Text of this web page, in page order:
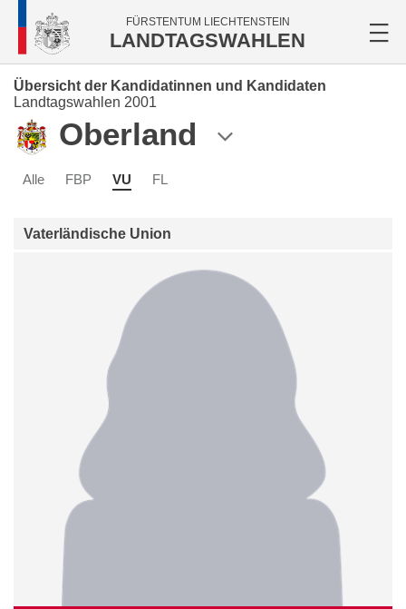
FÜRSTENTUM LIECHTENSTEIN
LANDTAGSWAHLEN
Übersicht der Kandidatinnen und Kandidaten
Landtagswahlen 2001
Oberland
Alle FBP VU FL
Vaterländische Union